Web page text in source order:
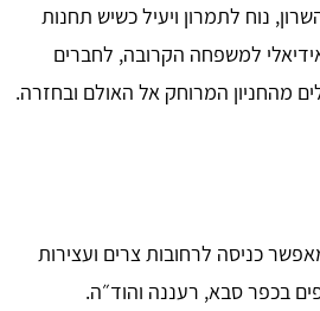
נוח לתמרון ויעיל כשיש תחנות
למשפחה הקרובה, לחברים
מהחניון המרוחק אל האולם ובחזרה.
כניסה לרחובות צרים ועצירות
בכפר סבא, רעננה והוד״ה.